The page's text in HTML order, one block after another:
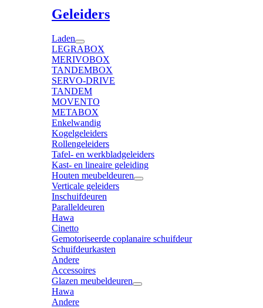
Geleiders
Laden
LEGRABOX
MERIVOBOX
TANDEMBOX
SERVO-DRIVE
TANDEM
MOVENTO
METABOX
Enkelwandig
Kogelgeleiders
Rollengeleiders
Tafel- en werkbladgeleiders
Kast- en lineaire geleiding
Houten meubeldeuren
Verticale geleiders
Inschuifdeuren
Paralleldeuren
Hawa
Cinetto
Gemotoriseerde coplanaire schuifdeur
Schuifdeurkasten
Andere
Accessoires
Glazen meubeldeuren
Hawa
Andere